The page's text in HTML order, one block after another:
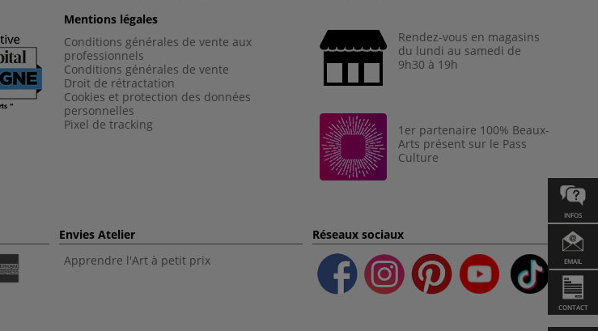
INFOS
EMAIL
CONTACT
Mentions légales
Conditions générales de vente aux
professionnels
Conditions générales de vente
Droit de rétractation
Cookies et protection des données
personnelles
Pixel de tracking
Rendez-vous en magasins
du lundi au samedi de
9h30 à 19h
1er partenaire 100% Beaux-
Arts présent sur le Pass
Culture
Envies Atelier
Apprendre l'Art à petit prix
Réseaux sociaux